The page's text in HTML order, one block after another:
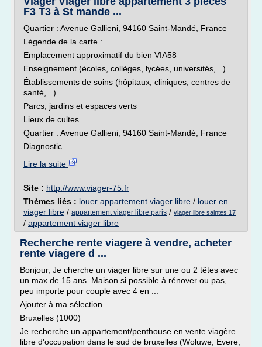
F3 T3 à St mande ...
Quartier : Avenue Gallieni, 94160 Saint-Mandé, France
Légende de la carte :
Emplacement approximatif du bien VIA58
Enseignement (écoles, collèges, lycées, universités,...)
Établissements de soins (hôpitaux, cliniques, centres de
santé,...)
Parcs, jardins et espaces verts
Lieux de cultes
Quartier : Avenue Gallieni, 94160 Saint-Mandé, France
Diagnostic...
Lire la suite
Site : http://www.viager-75.fr
Thèmes liés : louer appartement viager libre / louer en
viager libre / appartement viager libre paris / viager libre saintes 17
/ appartement viager libre
Recherche rente viagere à vendre, acheter
rente viagere d ...
Bonjour, Je cherche un viager libre sur une ou 2 têtes avec
un max de 15 ans. Maison si possible à rénover ou pas,
peu importe pour couple avec 4 en ...
Ajouter à ma sélection
Bruxelles (1000)
Je recherche un appartement/penthouse en vente viagère
libre d'occupation dans le sud de bruxelles (Woluwe, Evere,